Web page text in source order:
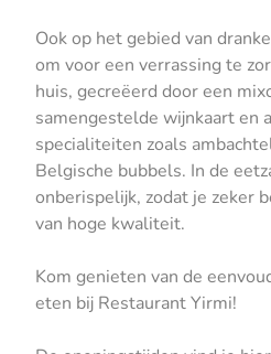
Ook op het gebied van
om voor een verrassing te
huis, gecreëerd door een
samengestelde wijnkaart en
specialiteiten zoals
Belgische bubbels. In de
onberispelijk, zodat je zeker
van hoge kwaliteit.
Kom genieten van de
eten bij Restaurant Yirmi!